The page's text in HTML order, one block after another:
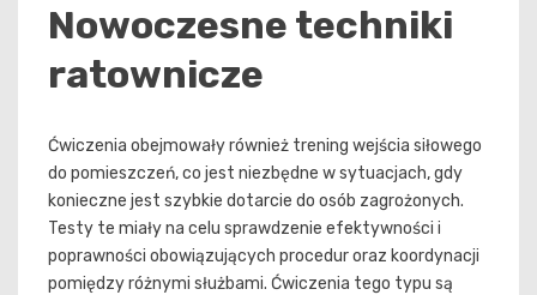
Nowoczesne techniki
ratownicze
Ćwiczenia obejmowały również trening wejścia siłowego
do pomieszczeń, co jest niezbędne w sytuacjach, gdy
konieczne jest szybkie dotarcie do osób zagrożonych.
Testy te miały na celu sprawdzenie efektywności i
poprawności obowiązujących procedur oraz koordynacji
pomiędzy różnymi służbami. Ćwiczenia tego typu są